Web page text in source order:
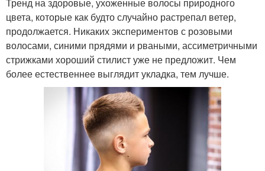
цвета, которые как будто случайно растрепал ветер,
продолжается. Никаких экспериментов с розовыми
волосами, синими прядями и рваными, ассиметричными
стрижками хороший стилист уже не предложит. Чем
более естественнее выглядит укладка, тем лучше.